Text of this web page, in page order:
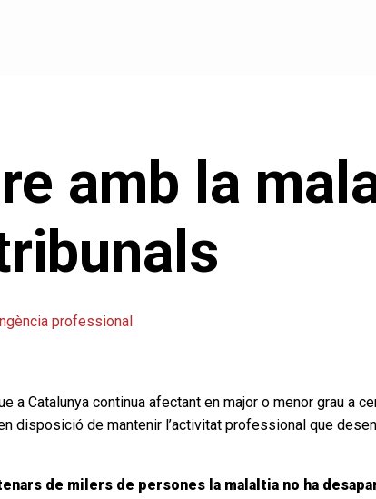
amb la
professional
a Catalunya continua afectant en major o menor grau a
disposició de mantenir l’activitat professional que
de milers de persones la malaltia no ha